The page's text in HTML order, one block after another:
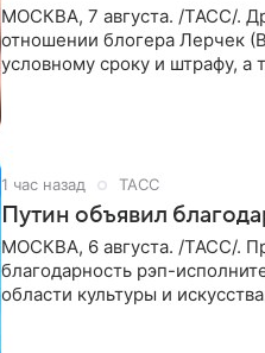
МОСКВА, 7 августа. /ТАСС/.
отношении блогера Лерчек
условному сроку и штрафу, а
1 час назад ТАСС
Путин объявил
МОСКВА, 6 августа. /ТАСС/.
благодарность рэп-
области культуры и